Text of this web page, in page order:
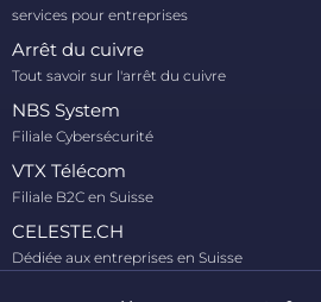
services pour entreprises
Arrêt du cuivre
Tout savoir sur l'arrêt du cuivre
NBS System
Filiale Cybersécurité
VTX Télécom
Filiale B2C en Suisse
CELESTE.CH
Dédiée aux entreprises en Suisse